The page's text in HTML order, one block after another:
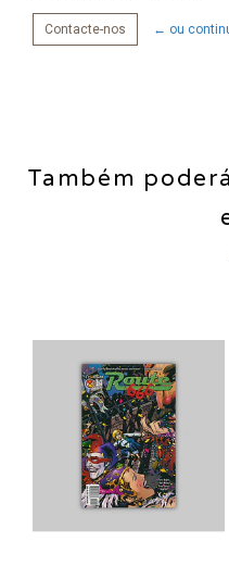
Contacte-nos ← ou
Também